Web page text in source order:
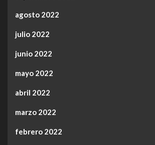
agosto 2022
julio 2022
junio 2022
mayo 2022
abril 2022
marzo 2022
febrero 2022